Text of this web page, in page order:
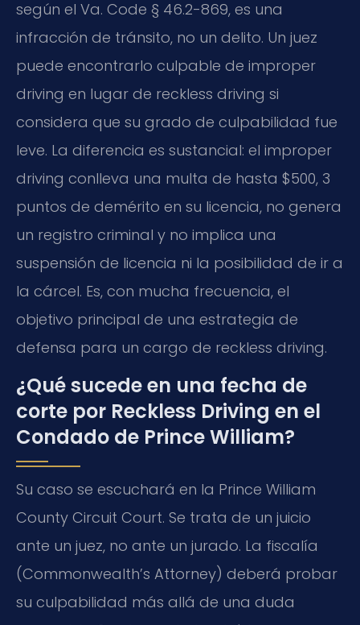
según el Va. Code § 46.2-869, es una
infracción de tránsito, no un delito. Un juez
puede encontrarlo culpable de improper
driving en lugar de reckless driving si
considera que su grado de culpabilidad fue
leve. La diferencia es sustancial: el improper
driving conlleva una multa de hasta $500, 3
puntos de demérito en su licencia, no genera
un registro criminal y no implica una
suspensión de licencia ni la posibilidad de ir a
la cárcel. Es, con mucha frecuencia, el
objetivo principal de una estrategia de
defensa para un cargo de reckless driving.
¿Qué sucede en una fecha de
corte por Reckless Driving en el
Condado de Prince William?
Su caso se escuchará en la Prince William
County Circuit Court. Se trata de un juicio
ante un juez, no ante un jurado. La fiscalía
(Commonwealth’s Attorney) deberá probar
su culpabilidad más allá de una duda